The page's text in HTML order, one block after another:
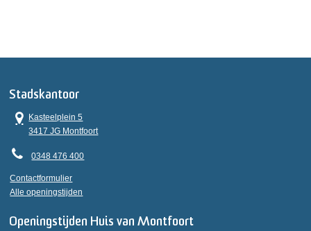
Stadskantoor
Kasteelplein 5
3417 JG Montfoort
0348 476 400
Contactformulier
Alle openingstijden
Openingstijden Huis van Montfoort